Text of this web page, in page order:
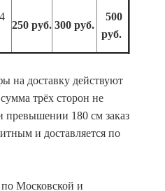
250 руб. 300 руб.
500
руб.
на доставку действуют
трёх сторон не
180 см заказ
и доставляется по
Московской и